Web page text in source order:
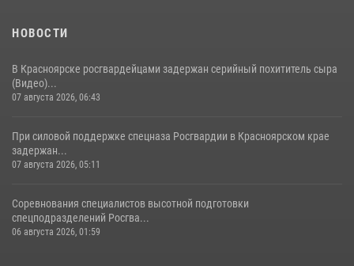
НОВОСТИ
В Красноярске росгвардейцами задержан серийный похититель сыра
(Видео)...
07 августа 2026, 06:43
При силовой поддержке спецназа Росгвардии в Красноярском крае
задержан...
07 августа 2026, 05:11
Соревнования специалистов высотной подготовки
спецподразделений Росгва...
06 августа 2026, 01:59